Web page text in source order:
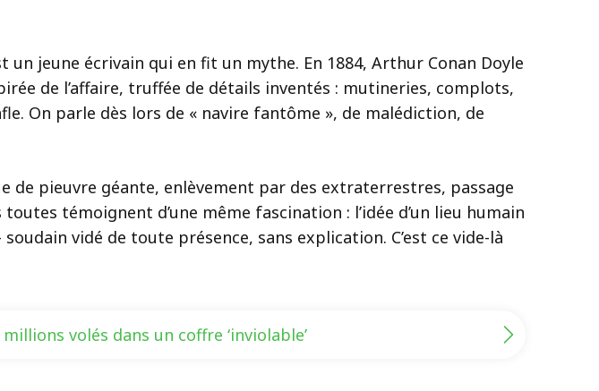
jeune écrivain qui en fit un mythe. En 1884, Arthur Conan Doyle
de l’affaire, truffée de détails inventés : mutineries, complots,
On parle dès lors de « navire fantôme », de malédiction, de
pieuvre géante, enlèvement par des extraterrestres, passage
témoignent d’une même fascination : l’idée d’un lieu humain
vidé de toute présence, sans explication. C’est ce vide-là
volés dans un coffre ‘inviolable’